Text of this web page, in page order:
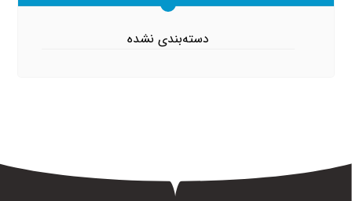
دسته‌بندی نشده